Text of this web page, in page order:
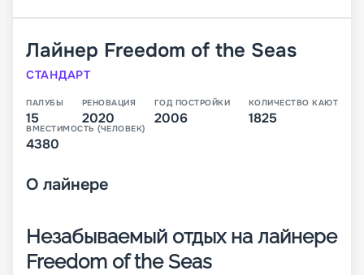
Лайнер Freedom of the Seas
СТАНДАРТ
ПАЛУБЫ
15
РЕНОВАЦИЯ
2020
ГОД ПОСТРОЙКИ
2006
КОЛИЧЕСТВО КАЮТ
1825
ВМЕСТИМОСТЬ (ЧЕЛОВЕК)
4380
О лайнере
Незабываемый отдых на лайнере
Freedom of the Seas